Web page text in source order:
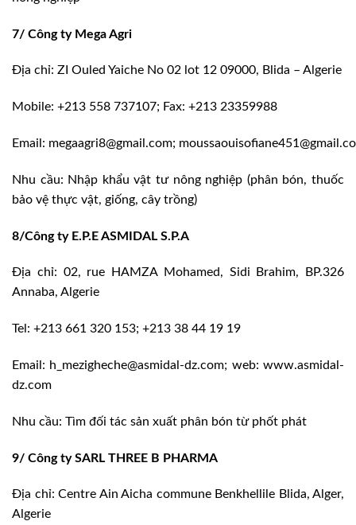
7/ Công ty Mega Agri
Địa chỉ: ZI Ouled Yaiche No 02 lot 12 09000, Blida – Algerie
Mobile: +213 558 737107; Fax: +213 23359988
Email: megaagri8@gmail.com;
Nhu cầu: Nhập khẩu vật tư nông nghiệp (phân bón, thuốc
bảo vệ thực vật, giống, cây trồng)
8/Công ty E.P.E ASMIDAL S.P.A
Địa chỉ: 02, rue HAMZA Mohamed, Sidi Brahim, BP.326
Annaba, Algerie
Tel: +213 661 320 153; +213 38 44 19 19
Email: h_mezigheche@asmidal-dz.com; web: www.asmidal-
dz.com
Nhu cầu: Tìm đối tác sản xuất phân bón từ phốt phát
9/ Công ty SARL THREE B PHARMA
Địa chỉ: Centre Ain Aicha commune Benkhellile Blida, Alger,
Algerie